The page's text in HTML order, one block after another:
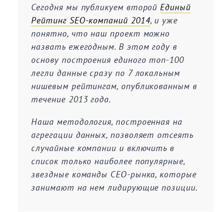
Сегодня мы публикуем второйЕдиный
Рейтинг SEO-компаний 2014, и уже
понятно, что наш проект можно
назвать ежегодным. В этом году в
основу построения единого топ-100
легли данные сразу по 7 локальным
нишевым рейтингам, опубликованным в
течение 2013 года.
Наша методология, построенная на
агрегации данных, позволяет отсеять
случайные компании и включить в
список только наиболее популярные,
звездные команды СЕО-рынка, которые
занимают на нем лидирующие позиции.